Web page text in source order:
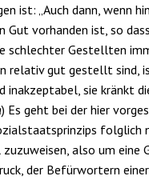
ist: „Auch dann, wenn
Gut vorhanden ist, so
schlechter Gestellten
relativ gut gestellt sind,
inakzeptabel, sie kränkt
) Es geht bei der hier
folglich
also um eine
der Befürwortern